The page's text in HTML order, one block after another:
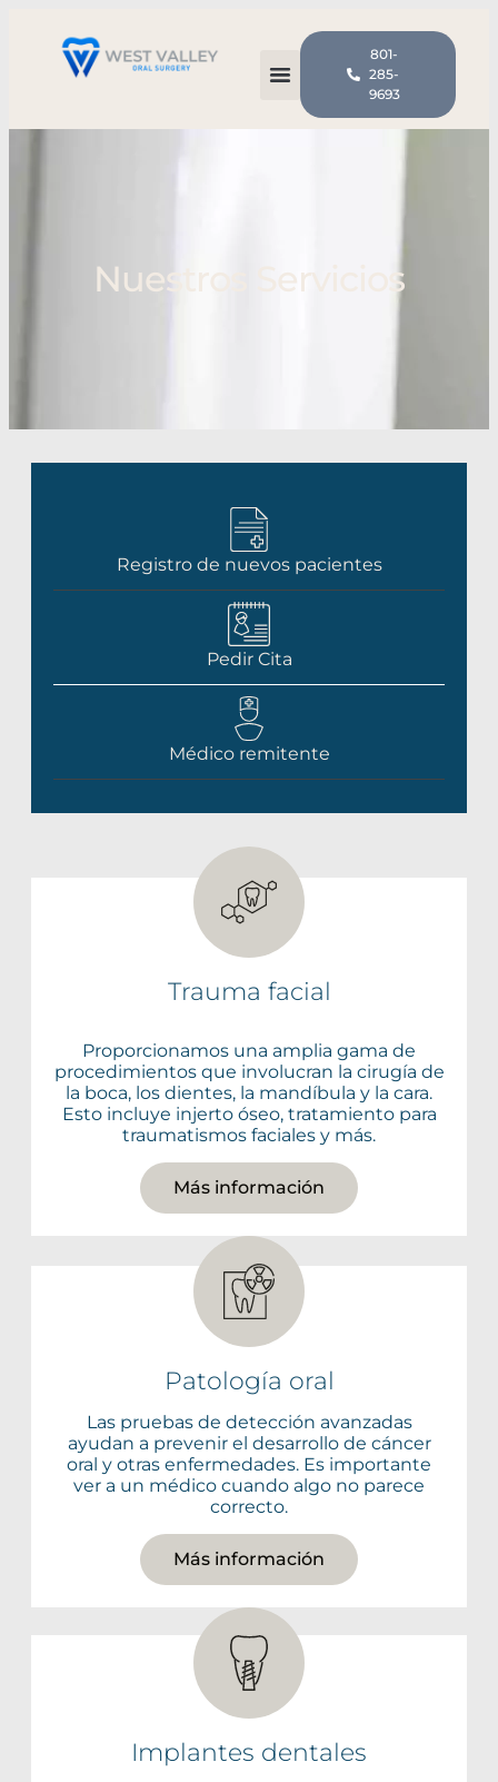
801-
285-
9693
Nuestros Servicios
Registro de nuevos pacientes
Pedir Cita
Médico remitente
Trauma facial
Proporcionamos una amplia gama de
procedimientos que involucran la cirugía de
la boca, los dientes, la mandíbula y la cara.
Esto incluye injerto óseo, tratamiento para
traumatismos faciales y más.
Más información
Patología oral
Las pruebas de detección avanzadas
ayudan a prevenir el desarrollo de cáncer
oral y otras enfermedades. Es importante
ver a un médico cuando algo no parece
correcto.
Más información
Implantes dentales